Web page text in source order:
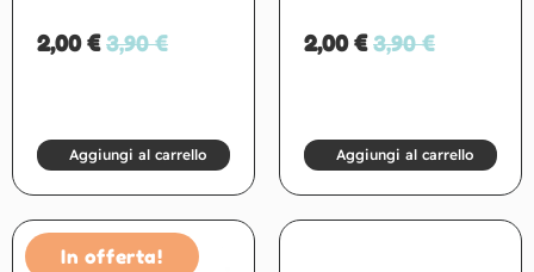
3,90€
2,00€
Aggiungi al carrello
3,90€
2,00€
Aggiungi al carrello
In offerta!